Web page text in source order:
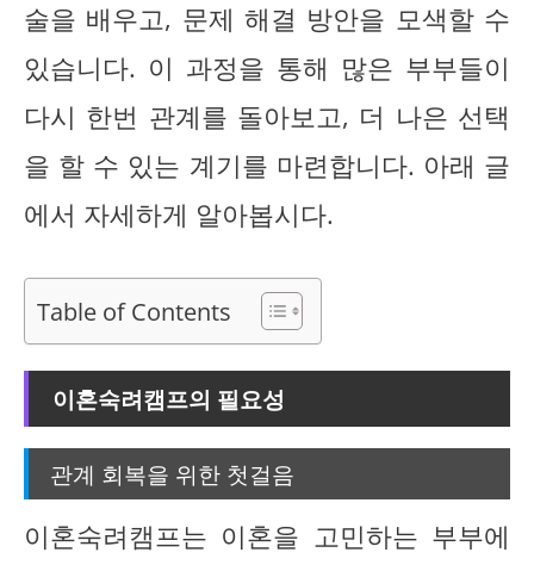
술을 배우고, 문제 해결 방안을 모색할 수
있습니다. 이 과정을 통해 많은 부부들이
다시 한번 관계를 돌아보고, 더 나은 선택
을 할 수 있는 계기를 마련합니다. 아래 글
에서 자세하게 알아봅시다.
Table of Contents
이혼숙려캠프의 필요성
관계 회복을 위한 첫걸음
이혼숙려캠프는 이혼을 고민하는 부부에